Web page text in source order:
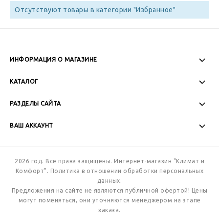
Отсутствуют товары в категории "Избранное"
ИНФОРМАЦИЯ О МАГАЗИНЕ
Сб-Вс: Выходной
КАТАЛОГ
РАЗДЕЛЫ САЙТА
ВАШ АККАУНТ
2026 год. Все права защищены. Интернет-магазин "Климат и
Комфорт". Политика в отношении обработки персональных
данных.
Предложения на сайте не являются публичной офертой! Цены
могут поменяться, они уточняются менеджером на этапе
заказа.